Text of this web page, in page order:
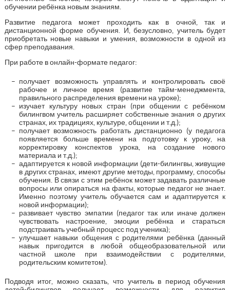
обучении ребёнка новым знаниям.
Развитие педагога может проходить как в очной, так и
дистанционной форме обучения. И, безусловно, учитель будет
приобретать новые навыки и умения, возможности в одной из
сфер преподавания.
При работе в онлайн-формате педагог:
получает возможность управлять и контролировать своё
рабочее и личное время (развитие тайм-менеджмента,
правильного распределения времени на уроке);
изучает культуру новых стран (при общении с ребёнком
билингвом учитель расширяет собственные знания о других
странах, их традициях, культуре, общении и т.д.);
получает возможность работать дистанционно (у педагога
появляется больше времени на подготовку к уроку, на
корректировку конспектов урока, на создание нового
материала и т.д.);
адаптируется к новой информации (дети-билингвы, живущие
в других странах, имеют другие методы, программу, способы
обучения. В связи с этим ребёнок может задавать различные
вопросы или опираться на факты, которые педагог не знает.
Именно поэтому учитель обучается сам и адаптируется к
новой информации);
развивает чувство эмпатии (педагог так или иначе должен
чувствовать настроение, эмоции ребёнка и стараться
подстраивать учебный процесс под ученика);
улучшает навыки общения с родителями ребёнка (данный
навык пригодится в любой общеобразовательной или
частной школе при взаимодействии с родителями,
родительским комитетом).
Подводя итог, можно сказать, что учитель в период обучения